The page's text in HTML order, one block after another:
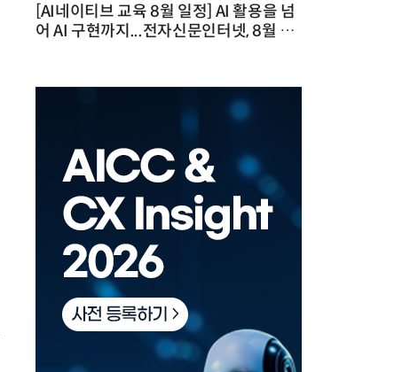
[AI네이티브 교육 8월 일정] AI 활용을 넘
어 AI 구현까지...전자신문인터넷, 8월 실